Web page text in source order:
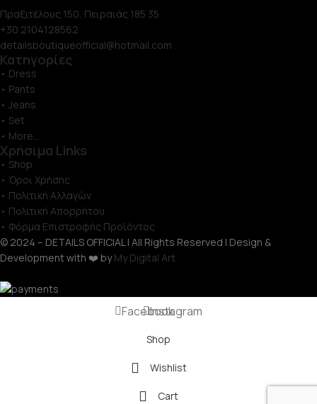
Πραξιτέλους 150, Πειραιάς 185 35
+30 2104128562
detailsboutiqueofficial@hotmail.com
Κατηγορίες
• Dress
• Pants
• Jeans
• Set
• More...
Χρήσιμα Links
• Shop
• Όροι Χρήσης
• Πολιτική Αλλαγών
• Πολιτική Απορρήτου
• Φόρμα Επιστροφής Προϊόντος
© 2024 – DETAILS OFFICIAL | All Rights Reserved | Design &
Development with ❤️ byMy Digital Art
FacebookInstagram
Shop
Wishlist
Cart